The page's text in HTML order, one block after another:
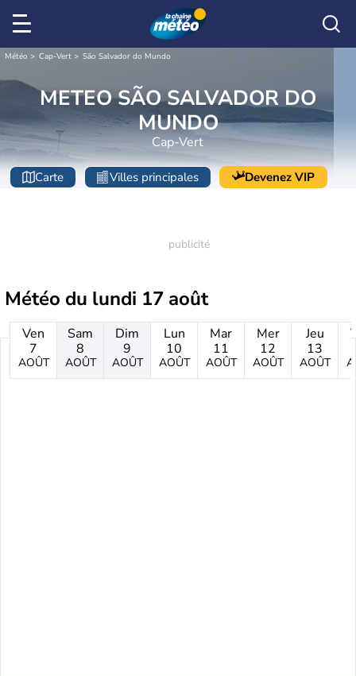
Météo Cap-Vert São Salvador do Mundo
METEO SÃO SALVADOR DO
MUNDO
Cap-Vert
Carte Villes principales Devenez VIP
Météo du lundi 17 août
Ven
7
AOÛT
Sam
8
AOÛT
Dim
9
AOÛT
Lun
10
AOÛT
Mar
11
AOÛT
Mer
12
AOÛT
Jeu
13
AOÛT